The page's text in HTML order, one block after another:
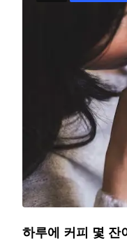
하루에 커피 몇 잔